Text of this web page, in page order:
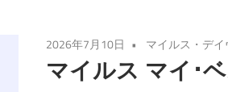
2026年7月10日 マイルス・デイ
マイルス マイ･